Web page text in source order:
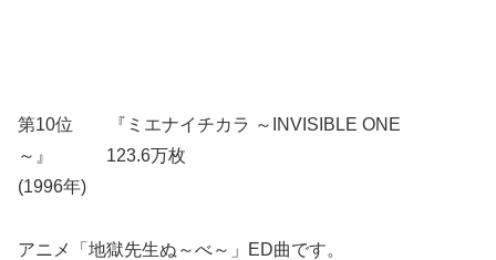
第10位 『ミエナイチカラ ～INVISIBLE ONE
～』 123.6万枚
(1996年)
アニメ「地獄先生ぬ～べ～」ED曲です。